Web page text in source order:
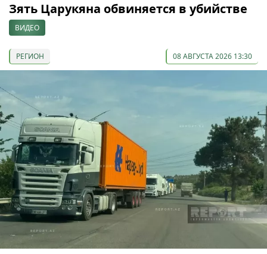
Зять Царукяна обвиняется в убийстве
ВИДЕО
РЕГИОН 08 АВГУСТА 2026 13:30